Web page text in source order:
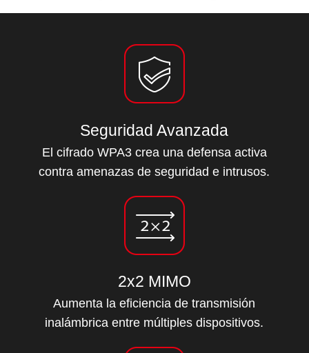
Seguridad Avanzada
El cifrado WPA3 crea una defensa activa
contra amenazas de seguridad e intrusos.
2x2 MIMO
Aumenta la eficiencia de transmisión
inalámbrica entre múltiples dispositivos.